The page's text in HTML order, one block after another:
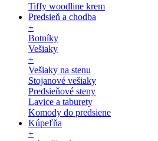
Tiffy woodline krem
Predsieň a chodba
+
Botníky
Vešiaky
+
Vešiaky na stenu
Stojanové vešiaky
Predsieňové steny
Lavice a taburety
Komody do predsiene
Kúpeľňa
+